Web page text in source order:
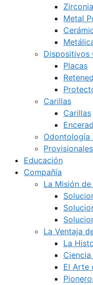
Zirconia
Metal
Dispositivos
Placas
Carillas
Carillas
Odontología
Provisionales
Educación
Compañía
La Misión
La Ventaja
La
El Arte